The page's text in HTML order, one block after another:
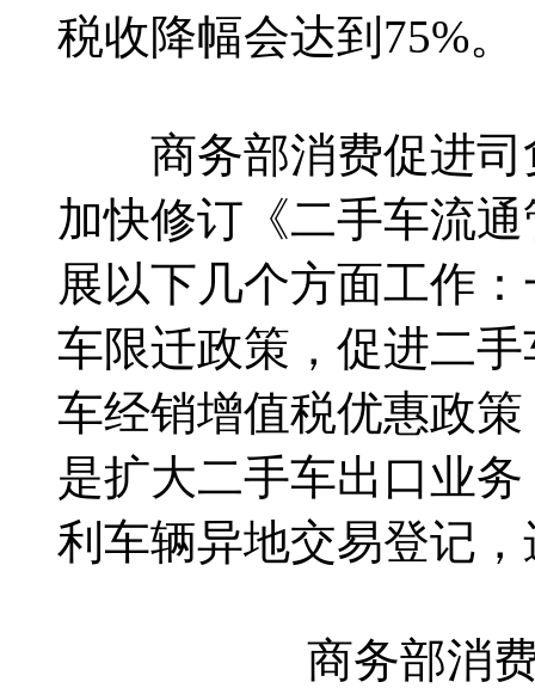
税收降幅会达到75%。
商务部消费促进司
加快修订《二手车流
展以下几个方面工作
车限迁政策，促进二
车经销增值税优惠政
是扩大二手车出口业
利车辆异地交易登记
商务部消